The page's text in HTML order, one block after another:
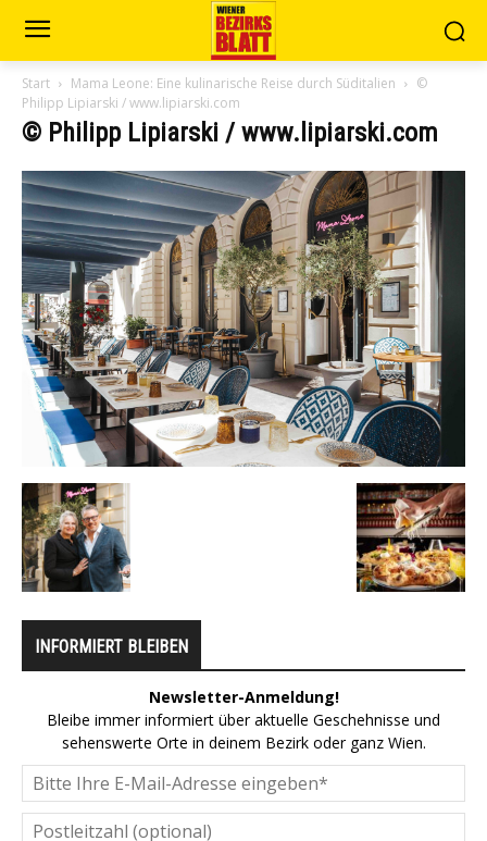
Start Mama Leone: Eine kulinarische Reise durch Süditalien
©
Philipp Lipiarski / www.lipiarski.com
© Philipp Lipiarski / www.lipiarski.com
INFORMIERT BLEIBEN
Newsletter-Anmeldung!
Bleibe immer informiert über aktuelle Geschehnisse und
sehenswerte Orte in deinem Bezirk oder ganz Wien.